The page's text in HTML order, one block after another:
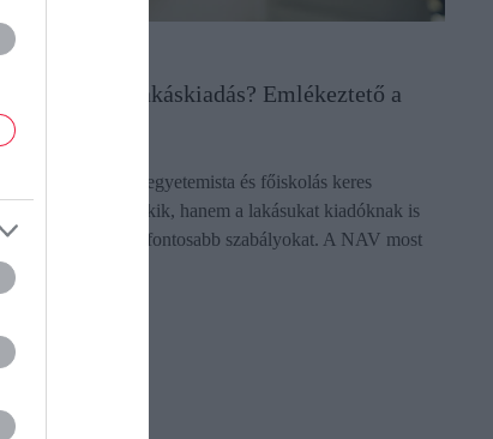
is adózik a lakáskiadás? Emlékeztető a
hetekben sok egyetemista és főiskolás keres
ezért nemcsak nekik, hanem a lakásukat kiadóknak is
áttekinteniük a legfontosabb szabályokat. A NAV most
Nem…